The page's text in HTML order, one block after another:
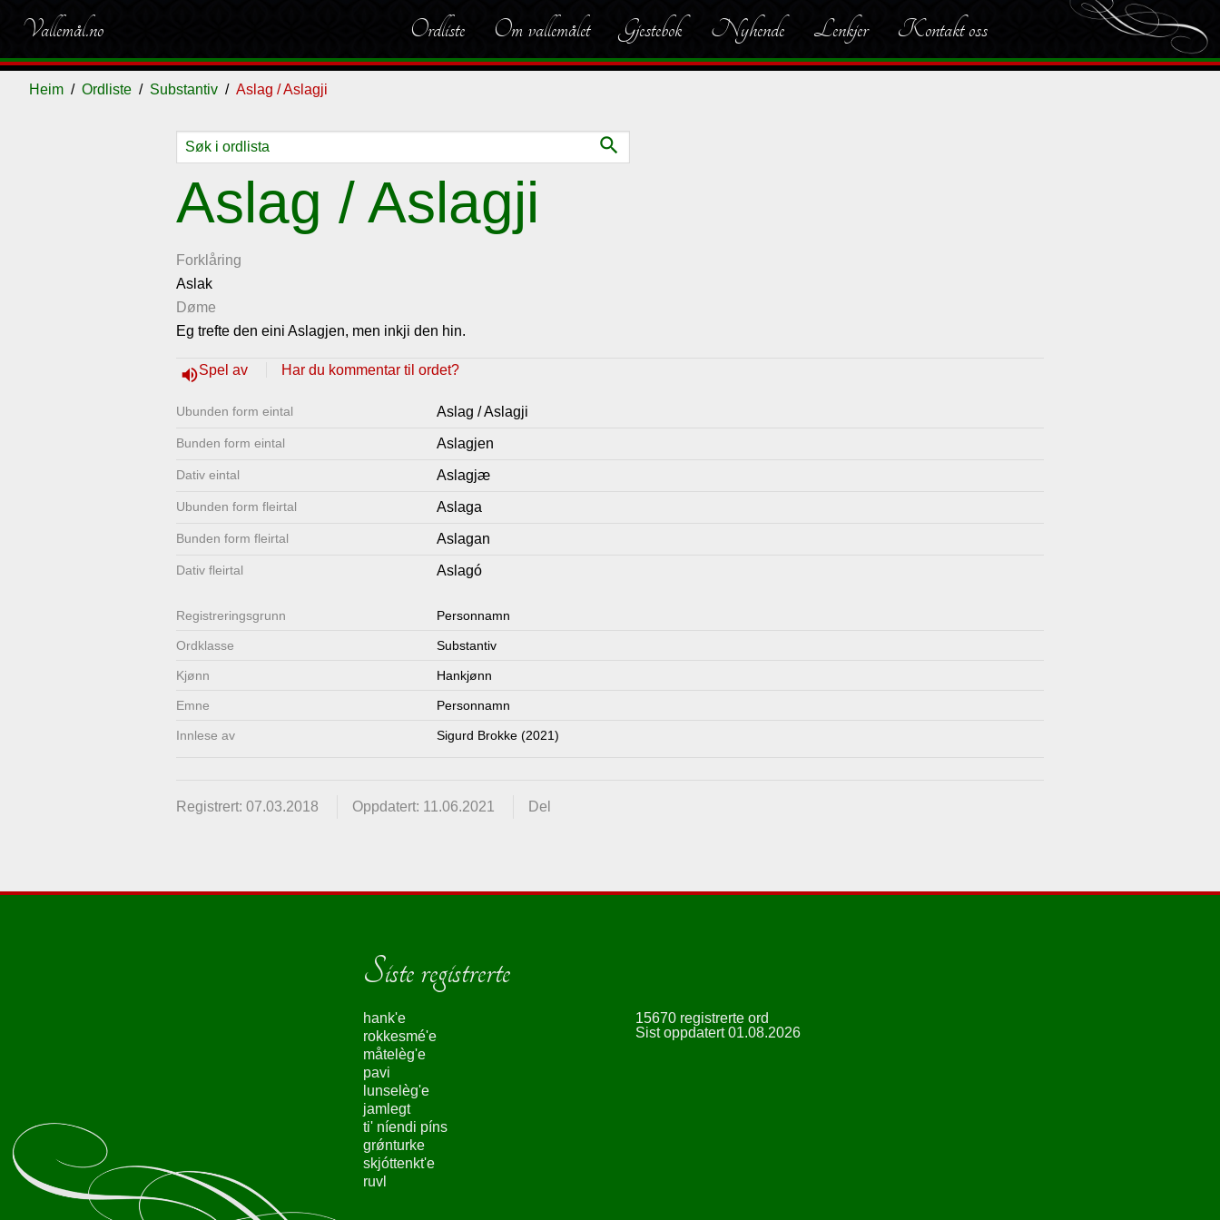
Vallemål.no Ordliste Om vallemålet Gjestebok Nyhende Lenkjer Kontakt oss
Heim Ordliste Substantiv Aslag / Aslagji
search
Aslag / Aslagji
Forklåring
Aslak
Døme
Eg trefte den eini Aslagjen, men inkji den hin.
volume_upSpel av Har du kommentar til ordet?
Ubunden form eintal Aslag / Aslagji
Bunden form eintal Aslagjen
Dativ eintal Aslagjæ
Ubunden form fleirtal Aslaga
Bunden form fleirtal Aslagan
Dativ fleirtal Aslagó
Registrerings­grunn Personnamn
Ordklasse Substantiv
Kjønn Hankjønn
Emne Personnamn
Innlese av Sigurd Brokke (2021)
Registrert: 07.03.2018 Oppdatert: 11.06.2021 Del
Siste registrerte
hank'e
rokkesmé'e
måtelèg'e
pavi
lunselèg'e
jamlegt
ti' níendi píns
grǿnturke
skjóttenkt'e
ruvl
15670 registrerte ord
Sist oppdatert 01.08.2026